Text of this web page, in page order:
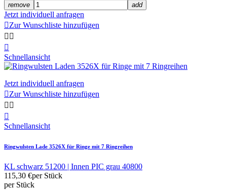
remove add
Jetzt individuell anfragen
Zur Wunschliste hinzufügen
 

Schnellansicht
Jetzt individuell anfragen
Zur Wunschliste hinzufügen
 

Schnellansicht
Ringwulsten Lade 3526X für Ringe mit 7 Ringreihen
KL schwarz 51200 | Innen PIC grau 40800
115,30 €per Stück
per Stück